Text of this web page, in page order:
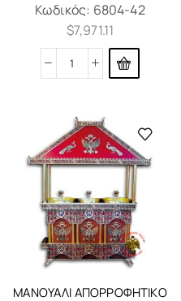
Κωδικός: 6804-42
$7,971.11
ΜΑΝΟΥΆΛΙ ΑΠΟΡΡΟΦΗΤΙΚΌ